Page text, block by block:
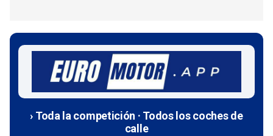
› Toda la competición · Todos los coches de
calle